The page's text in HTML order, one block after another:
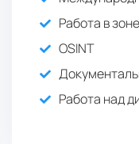
Работа в
OSINT
Работа над